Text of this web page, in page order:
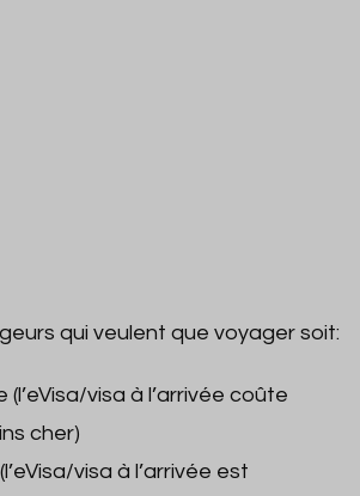
qui veulent que voyager soit:
(l’eVisa/visa à l’arrivée coûte
cher)
visa à l’arrivée est